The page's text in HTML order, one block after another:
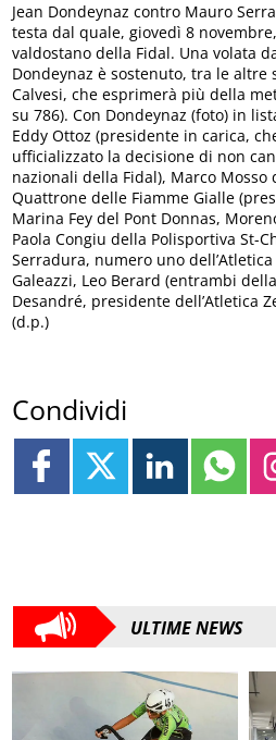
Jean Dondeynaz contro Mauro
testa dal quale, giovedì 8
valdostano della Fidal. Una volata
Dondeynaz è sostenuto, tra le altre
Calvesi, che esprimerà più della
su 786). Con Dondeynaz (foto) in
Eddy Ottoz (presidente in carica,
ufficializzato la decisione di non
nazionali della Fidal), Marco Mosso
Quattrone delle Fiamme Gialle
Marina Fey del Pont Donnas,
Paola Congiu della Polisportiva St-
Serradura, numero uno
Galeazzi, Leo Berard (entrambi
Desandré, presidente dell’Atletica
(d.p.)
Condividi
ULTIME NEWS